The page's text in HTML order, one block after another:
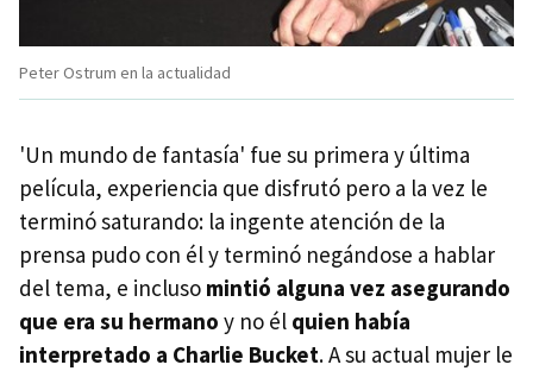
Peter Ostrum en la actualidad
'Un mundo de fantasía' fue su primera y última
película, experiencia que disfrutó pero a la vez le
terminó saturando: la ingente atención de la
prensa pudo con él y terminó negándose a hablar
del tema, e incluso mintió alguna vez asegurando
que era su hermano y no él quien había
interpretado a Charlie Bucket. A su actual mujer le